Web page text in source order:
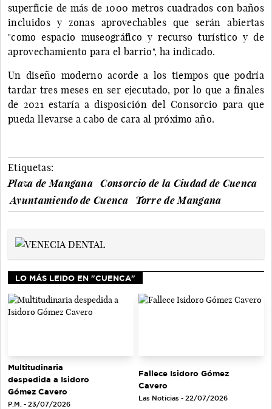
superficie de más de 1000 metros cuadrados con baños
incluidos y zonas aprovechables que serán abiertas
"como espacio museográfico y recurso turístico y de
aprovechamiento para el barrio", ha indicado.
Un diseño moderno acorde a los tiempos que podría
tardar tres meses en ser ejecutado, por lo que a finales
de 2021 estaría a disposición del Consorcio para que
pueda llevarse a cabo de cara al próximo año.
Etiquetas:
Plaza de Mangana
Consorcio de la Ciudad de Cuenca
Ayuntamiendo de Cuenca
Torre de Mangana
LO MÁS LEIDO EN "CUENCA"
Multitudinaria
despedida a Isidoro
Gómez Cavero
P.M. - 23/07/2026
Fallece Isidoro Gómez
Cavero
Las Noticias - 22/07/2026